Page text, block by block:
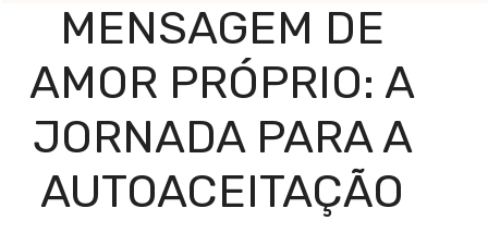
MENSAGEM DE
AMOR PRÓPRIO: A
JORNADA PARA A
AUTOACEITAÇÃO